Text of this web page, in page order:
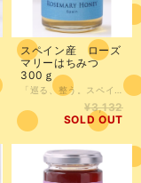
スペイン産 ローズ
マリーはちみつ
300ｇ
¥3,132
SOLD OUT